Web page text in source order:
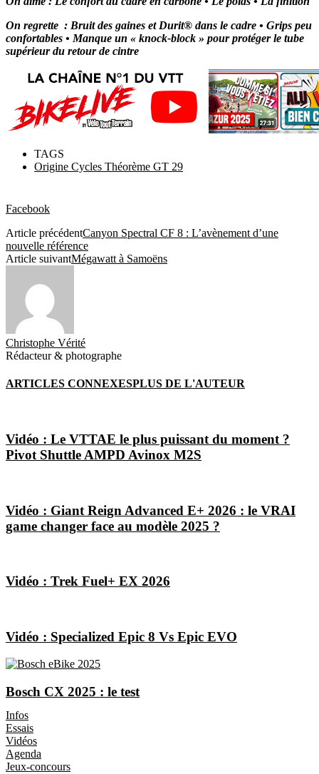
On regrette : Bruit des gaines et Durit® dans le cadre • Grips peu
confortables • Manque un « knock-block » pour protéger le tube
supérieur du retour de cintre
TAGS
Origine Cycles Théorème GT 29
Facebook
Article précédentCanyon Spectral CF 8 : L’avènement d’une
nouvelle référence
Article suivantMégawatt à Samoëns
Christophe Vérité
Rédacteur & photographe
ARTICLES CONNEXESPLUS DE L'AUTEUR
Vidéo : Le VTTAE le plus puissant du moment ?
Pivot Shuttle AMPD Avinox M2S
Vidéo : Giant Reign Advanced E+ 2026 : le VRAI
game changer face au modèle 2025 ?
Vidéo : Trek Fuel+ EX 2026
Vidéo : Specialized Epic 8 Vs Epic EVO
Bosch CX 2025 : le test
Infos
Essais
Vidéos
Agenda
Jeux-concours